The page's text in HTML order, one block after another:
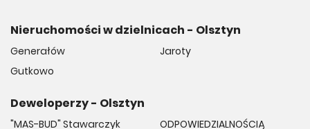
Nieruchomości w dzielnicach - Olsztyn
Generałów
Gutkowo
Jaroty
Deweloperzy - Olsztyn
"MAS-BUD" Stawarczyk
ODPOWIEDZIALNOŚCIĄ